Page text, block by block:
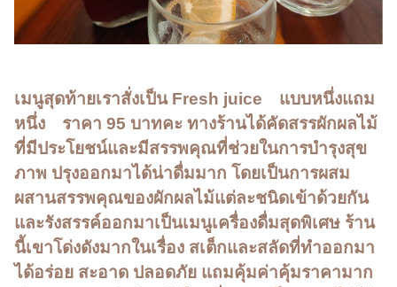
เมนูสุดท้ายเราสั่งเป็น Fresh juice แบบหนึ่งแถม
หนึ่ง ราคา 95 บาทคะ ทางร้านได้คัดสรรผักผลไม้
ที่มีประโยชน์และมีสรรพคุณที่ช่วยในการบำรุงสุข
ภาพ ปรุงออกมาได้น่าดื่มมาก โดยเป็นการผสม
ผสานสรรพคุณของผักผลไม้แต่ละชนิดเข้าด้วยกัน
และรังสรรค์ออกมาเป็นเมนูเครื่องดื่มสุดพิเศษ ร้าน
นี้เขาโด่งดังมากในเรื่อง สเต็กและสลัดที่ทำออกมา
ได้อร่อย สะอาด ปลอดภัย แถมคุ้มค่าคุ้มราคามาก